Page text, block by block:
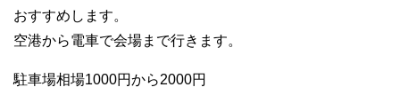
おすすめします。
空港から電車で会場まで行きます。
駐車場相場1000円から2000円